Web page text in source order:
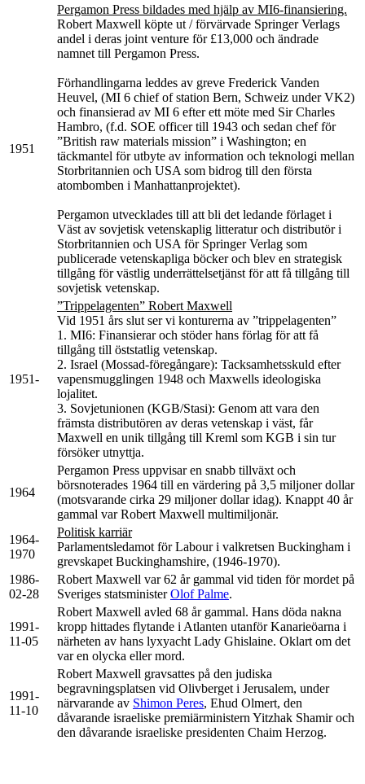
1951
Pergamon Press bildades med hjälp av MI6-finansiering.
Robert Maxwell köpte ut / förvärvade Springer Verlags
andel i deras joint venture för £13,000 och ändrade
namnet till Pergamon Press.
Förhandlingarna leddes av greve Frederick Vanden
Heuvel, (MI 6 chief of station Bern, Schweiz under VK2)
och finansierad av MI 6 efter ett möte med Sir Charles
Hambro, (f.d. SOE officer till 1943 och sedan chef för
”British raw materials mission” i Washington; en
täckmantel för utbyte av information och teknologi mellan
Storbritannien och USA som bidrog till den första
atombomben i Manhattanprojektet).
Pergamon utvecklades till att bli det ledande förlaget i
Väst av sovjetisk vetenskaplig litteratur och distributör i
Storbritannien och USA för Springer Verlag som
publicerade vetenskapliga böcker och blev en strategisk
tillgång för västlig underrättelsetjänst för att få tillgång till
sovjetisk vetenskap.
1951-
”Trippelagenten” Robert Maxwell
Vid 1951 års slut ser vi konturerna av ”trippelagenten”
1. MI6: Finansierar och stöder hans förlag för att få
tillgång till öststatlig vetenskap.
2. Israel (Mossad-föregångare): Tacksamhetsskuld efter
vapensmugglingen 1948 och Maxwells ideologiska
lojalitet.
3. Sovjetunionen (KGB/Stasi): Genom att vara den
främsta distributören av deras vetenskap i väst, får
Maxwell en unik tillgång till Kreml som KGB i sin tur
försöker utnyttja.
1964
Pergamon Press uppvisar en snabb tillväxt och
börsnoterades 1964 till en värdering på 3,5 miljoner dollar
(motsvarande cirka 29 miljoner dollar idag). Knappt 40 år
gammal var Robert Maxwell multimiljonär.
1964-
1970
Politisk karriär
Parlamentsledamot för Labour i valkretsen Buckingham i
grevskapet Buckinghamshire, (1946-1970).
1986-
02-28
Robert Maxwell var 62 år gammal vid tiden för mordet på
Sveriges statsministerOlof Palme.
1991-
11-05
Robert Maxwell avled 68 år gammal. Hans döda nakna
kropp hittades flytande i Atlanten utanför Kanarieöarna i
närheten av hans lyxyacht Lady Ghislaine. Oklart om det
var en olycka eller mord.
1991-
11-10
Robert Maxwell gravsattes på den judiska
begravningsplatsen vid Olivberget i Jerusalem, under
närvarande av Shimon Peres, Ehud Olmert, den
dåvarande israeliske premiärministern Yitzhak Shamir och
den dåvarande israeliske presidenten Chaim Herzog.